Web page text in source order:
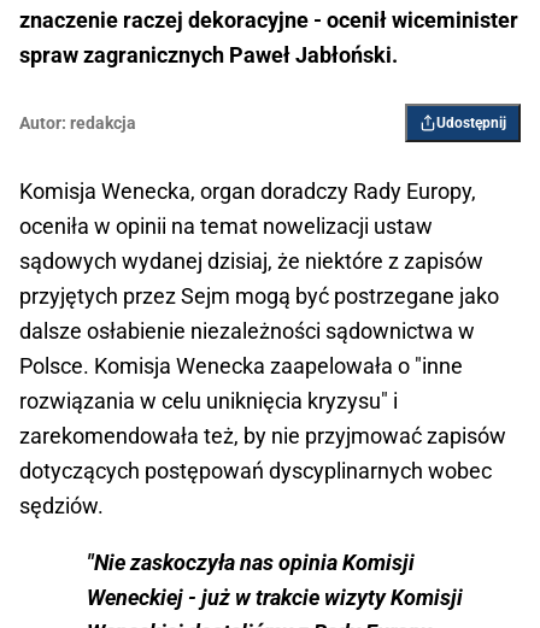
znaczenie raczej dekoracyjne - ocenił wiceminister
spraw zagranicznych Paweł Jabłoński.
Autor: redakcja Udostępnij
Komisja Wenecka, organ doradczy Rady Europy,
oceniła w opinii na temat nowelizacji ustaw
sądowych wydanej dzisiaj, że niektóre z zapisów
przyjętych przez Sejm mogą być postrzegane jako
dalsze osłabienie niezależności sądownictwa w
Polsce. Komisja Wenecka zaapelowała o "inne
rozwiązania w celu uniknięcia kryzysu" i
zarekomendowała też, by nie przyjmować zapisów
dotyczących postępowań dyscyplinarnych wobec
sędziów.
"Nie zaskoczyła nas opinia Komisji
Weneckiej - już w trakcie wizyty Komisji